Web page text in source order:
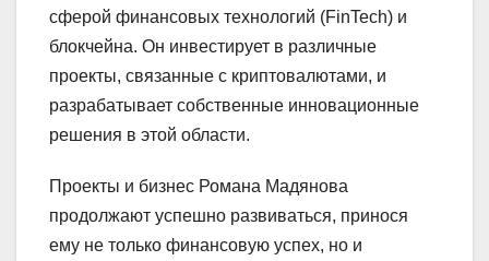
сферой финансовых технологий (FinTech) и
блокчейна. Он инвестирует в различные
проекты, связанные с криптовалютами, и
разрабатывает собственные инновационные
решения в этой области.
Проекты и бизнес Романа Мадянова
продолжают успешно развиваться, принося
ему не только финансовую успех, но и